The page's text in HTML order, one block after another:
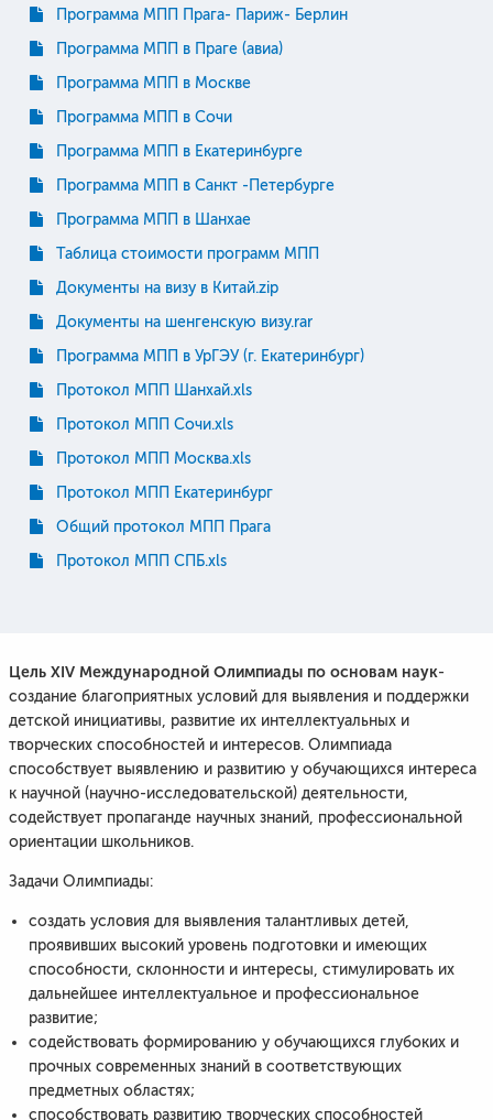
Программа МПП Прага- Париж- Берлин
Программа МПП в Праге (авиа)
Программа МПП в Москве
Программа МПП в Сочи
Программа МПП в Екатеринбурге
Программа МПП в Санкт -Петербурге
Программа МПП в Шанхае
Таблица стоимости программ МПП
Документы на визу в Китай.zip
Документы на шенгенскую визу.rar
Программа МПП в УрГЭУ (г. Екатеринбург)
Протокол МПП Шанхай.xls
Протокол МПП Сочи.xls
Протокол МПП Москва.xls
Протокол МПП Екатеринбург
Общий протокол МПП Прага
Протокол МПП СПБ.xls
Цель XIV Международной Олимпиады по основам наук-
создание благоприятных условий для выявления и поддержки
детской инициативы, развитие их интеллектуальных и
творческих способностей и интересов. Олимпиада
способствует выявлению и развитию у обучающихся интереса
к научной (научно-исследовательской) деятельности,
содействует пропаганде научных знаний, профессиональной
ориентации школьников.
Задачи Олимпиады:
создать условия для выявления талантливых детей,
проявивших высокий уровень подготовки и имеющих
способности, склонности и интересы, стимулировать их
дальнейшее интеллектуальное и профессиональное
развитие;
содействовать формированию у обучающихся глубоких и
прочных современных знаний в соответствующих
предметных областях; ​
способствовать развитию творческих способностей